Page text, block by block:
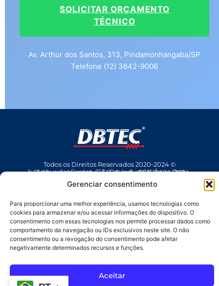
Gerenciar consentimento
Para proporcionar uma melhor experiência, usamos tecnologias como
cookies para armazenar e/ou acessar informações do dispositivo. O
consentimento com essas tecnologias nos permite processar dados como
comportamento da navegação ou IDs exclusivos neste site. O não
consentimento ou a revogação do consentimento pode afetar
negativamente determinados recursos e funções.
Aceitar
SOLICITAR ORÇAMENTO
TÉCNICO
Av. Arthur dos Santos, 313, Pindamonhangaba/SP
Telefone (12) 3642-9006
Todos os Direitos Reservados 2020-2024 ©
Av Arthur dos Santos, 313 • Pq. Industrial Água Preta • Pindamonhangaba • SP • Brasil • CEP 12404-289
(12) 3642 9006
• dbtec@dbtec.com.br